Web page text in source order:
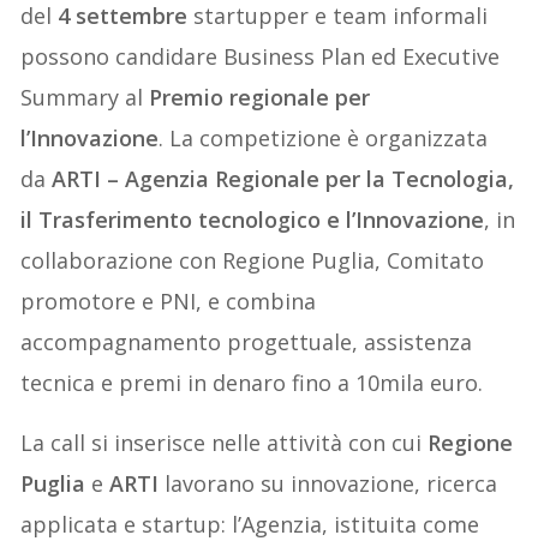
del 4 settembre startupper e team informali
possono candidare Business Plan ed Executive
Summary al Premio regionale per
l’Innovazione. La competizione è organizzata
daARTI – Agenzia Regionale per la Tecnologia,
il Trasferimento tecnologico e l’Innovazione, in
collaborazione con Regione Puglia, Comitato
promotore e PNI, e combina
accompagnamento progettuale, assistenza
tecnica e premi in denaro fino a 10mila euro.
La call si inserisce nelle attività con cui Regione
Puglia eARTI lavorano su innovazione, ricerca
applicata e startup: l’Agenzia, istituita come